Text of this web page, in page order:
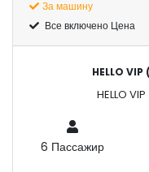
За машину
Все включено Цена
HELLO
HELLO
6 Пассажир